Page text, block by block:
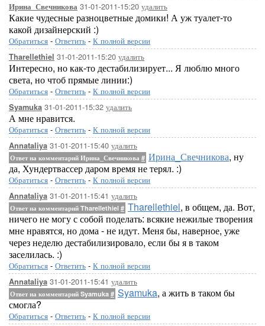
Ирина_Свечникова 31-01-2011-15:20 удалить
Какие чудесные разноцветные домики! А уж туалет-то
какой дизайнерский :)
Обратиться - Ответить - К полной версии
Tharellethiel 31-01-2011-15:20 удалить
Интересно, но как-то дестабилизирует... Я люблю много
света, но чтоб прямые линии:)
Обратиться - Ответить - К полной версии
Syamuka 31-01-2011-15:32 удалить
А мне нравится.
Обратиться - Ответить - К полной версии
Annataliya 31-01-2011-15:40 удалить
Ответ на комментарий Ирина_Свечникова # Ирина_Свечникова, ну
да, Хундертвассер даром время не терял. :)
Обратиться - Ответить - К полной версии
Annataliya 31-01-2011-15:41 удалить
Ответ на комментарий Tharellethiel # Tharellethiel, в общем, да. Вот,
ничего не могу с собой поделать: всякие нежилые творения
мне нравятся, но дома - не идут. Меня бы, наверное, уже
через неделю дестабилизировало, если бы я в таком
заселилась. :)
Обратиться - Ответить - К полной версии
Annataliya 31-01-2011-15:41 удалить
Ответ на комментарий Syamuka # Syamuka, а жить в таком бы
смогла?
Обратиться - Ответить - К полной версии